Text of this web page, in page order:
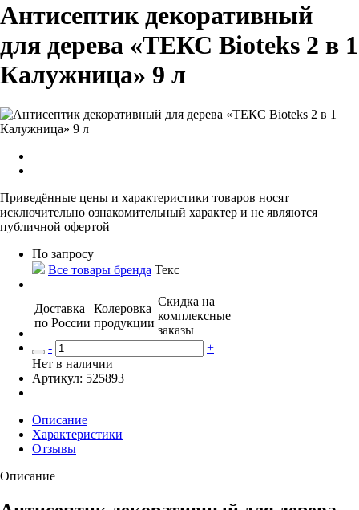
Антисептик декоративный
для дерева «ТЕКС Bioteks 2 в 1
Калужница» 9 л
Приведённые цены и характеристики товаров носят
исключительно ознакомительный характер и не являются
публичной офертой
По запросу
Все товары бренда Текс
Доставка
по России
Колеровка
продукции
Скидка на
комплексные
заказы
-
+
Нет в наличии
Артикул: 525893
Описание
Характеристики
Отзывы
Описание